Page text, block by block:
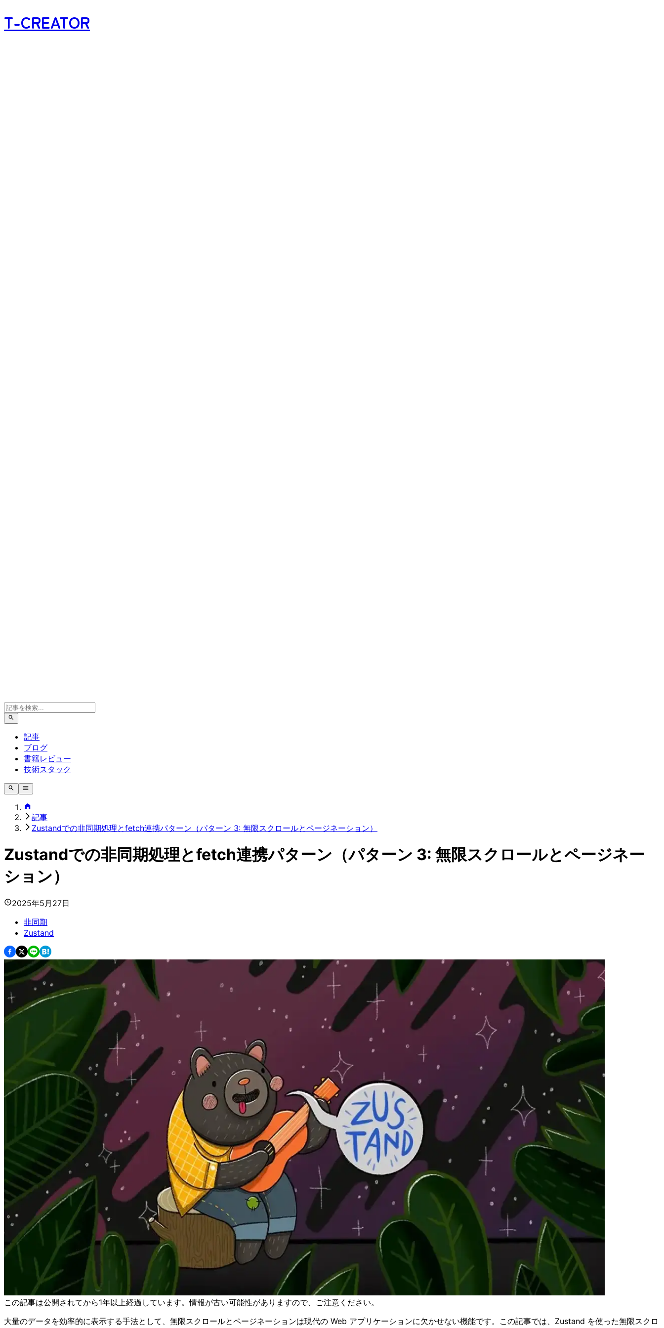
T-CREATOR
記事
ブログ
書籍レビュー
技術スタック
記事
Zustandでの非同期処理とfetch連携パターン（パターン 3: 無限スクロールとページネーション）
Zustandでの非同期処理とfetch連携パターン（パターン 3: 無限スクロールとページネー
ション）
2025年5月27日
非同期
Zustand
この記事は公開されてから1年以上経過しています。情報が古い可能性がありますので、ご注意ください。
大量のデータを効率的に表示する手法として、無限スクロールとページネーションは現代の Web アプリケーションに欠かせない機能です。この記事では、Zustand を使った無限スクロ